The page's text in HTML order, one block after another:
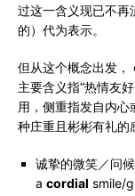
过这一含义现已不
的）代为表示。
但从这个概念出发
主要含义指“热情友
用，侧重指发自内
种庄重且彬彬有礼的
诚挚的微笑／问
a cordial smile/